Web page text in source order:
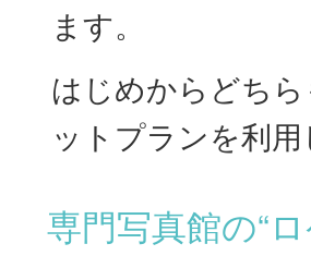
ます。
はじめからどち
ットプランを利
専門写真館の“